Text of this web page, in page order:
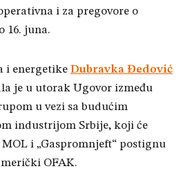
i za pregovore o
16. juna.
i energetike Dubravka Đedović
je u utorak Ugovor između
u vezi sa budućim
industrijom Srbije, koji će
i „Gaspromnjeft“ postignu
OFAK.